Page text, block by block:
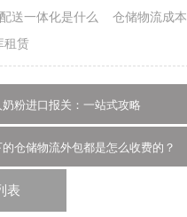
送一体化是什么 仓储物流成本
租赁
粉进口报关：一站式攻略
仓储物流外包都是怎么收费的？
表